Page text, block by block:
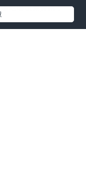
吃喝玩樂資訊！